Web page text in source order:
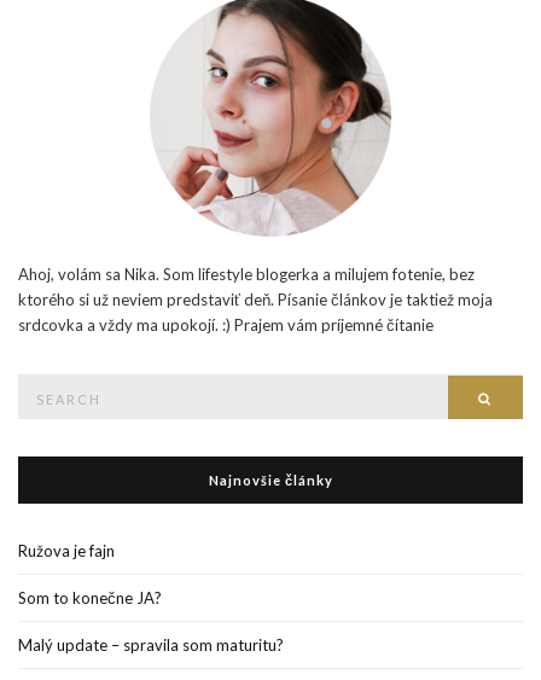
Ahoj, volám sa Nika. Som lifestyle blogerka a milujem fotenie, bez
ktorého si už neviem predstaviť deň. Písanie článkov je taktiež moja
srdcovka a vždy ma upokojí. :) Prajem vám príjemné čítanie
Najnovšie články
Ružova je fajn
Som to konečne JA?
Malý update – spravila som maturitu?